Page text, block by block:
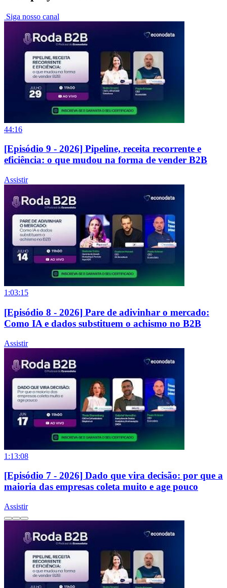
Siga nosso canal
44:16
[Episódio 9 - 2026] Pipeline, receita recorrente e
eficiência: o que mudou na forma de vender B2B
Assistir
1:03:15
[Episódio 8 - 2026] Pare de adivinhar o mercado:
Como IA e dados substituem o achismo no B2B
Assistir
1:13:08
[Episódio 7 - 2026] Dado que vira decisão: por que a
maioria das empresas coleta muito e age pouco
Assistir